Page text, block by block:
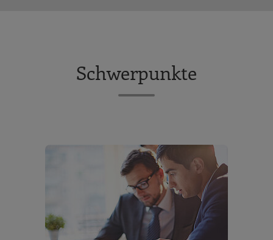
Schwerpunkte